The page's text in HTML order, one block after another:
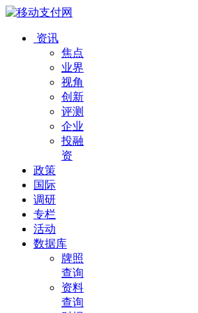
资讯
焦点
业界
视角
创新
评测
企业
投融
资
政策
国际
调研
专栏
活动
数据库
牌照
查询
资料
查询